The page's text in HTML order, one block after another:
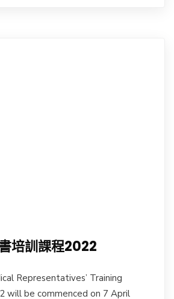
培訓課程2022
Representatives’ Training
will be commenced on 7 April